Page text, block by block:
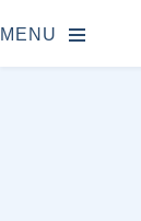
MENU